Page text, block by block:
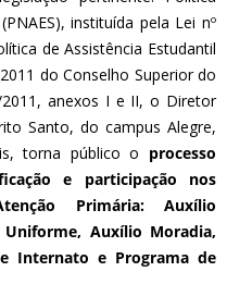
instituída pela Lei nº
de Assistência Estudantil
do Conselho Superior do
anexos I e II, o Diretor
Santo, do campus Alegre,
torna público o processo
e participação nos
Primária: Auxílio
Auxílio Moradia,
Internato e Programa de